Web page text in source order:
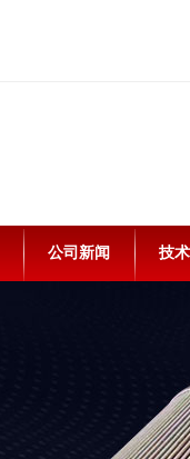
公司新闻 技